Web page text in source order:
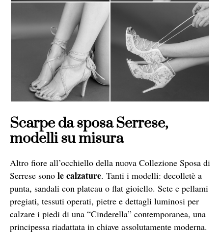
Scarpe da sposa Serrese,
modelli su misura
Altro fiore all’occhiello della nuova Collezione Sposa di
Serrese sono le calzature. Tanti i modelli: decolletè a
punta, sandali con plateau o flat gioiello. Sete e pellami
pregiati, tessuti operati, pietre e dettagli luminosi per
calzare i piedi di una “Cinderella” contemporanea, una
principessa riadattata in chiave assolutamente moderna.